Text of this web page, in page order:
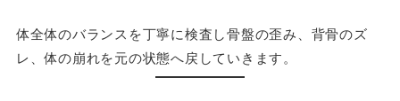
体全体のバランスを丁寧に検査し骨盤の歪み、背骨のズ
レ、体の崩れを元の状態へ戻していきます。